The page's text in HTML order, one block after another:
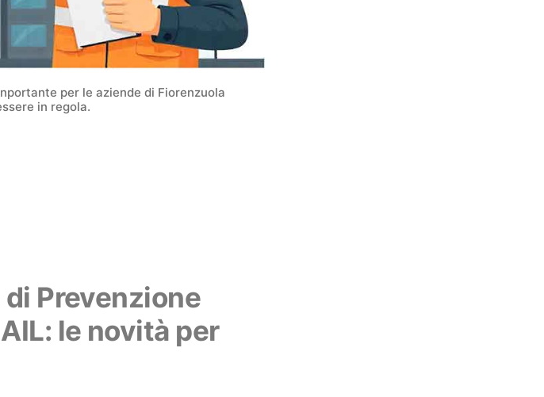
per le aziende di Fiorenzuola
in regola.
Prevenzione
le novità per